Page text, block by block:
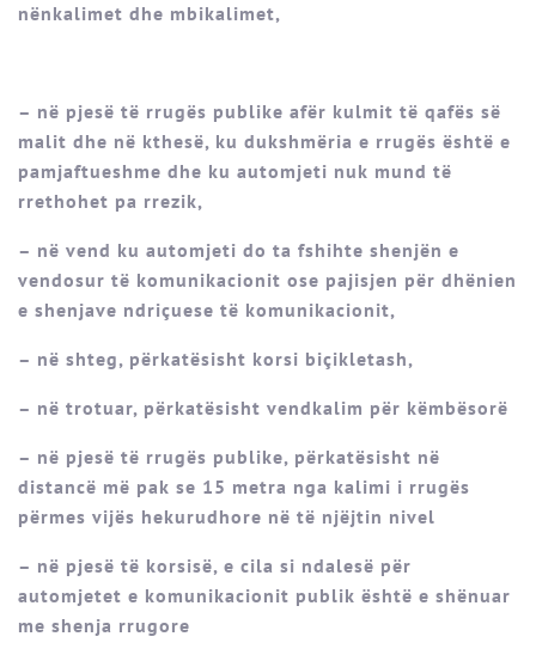
nënkalimet dhe mbikalimet,
– në pjesë të rrugës publike afër kulmit të qafës së
malit dhe në kthesë, ku dukshmëria e rrugës është e
pamjaftueshme dhe ku automjeti nuk mund të
rrethohet pa rrezik,
– në vend ku automjeti do ta fshihte shenjën e
vendosur të komunikacionit ose pajisjen për dhënien
e shenjave ndriçuese të komunikacionit,
– në shteg, përkatësisht korsi biçikletash,
– në trotuar, përkatësisht vendkalim për këmbësorë
– në pjesë të rrugës publike, përkatësisht në
distancë më pak se 15 metra nga kalimi i rrugës
përmes vijës hekurudhore në të njëjtin nivel
– në pjesë të korsisë, e cila si ndalesë për
automjetet e komunikacionit publik është e shënuar
me shenja rrugore